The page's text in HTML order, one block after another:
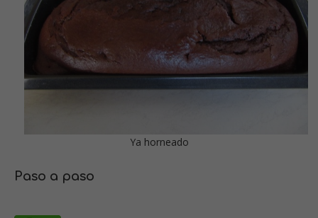
Ya horneado
Paso a paso